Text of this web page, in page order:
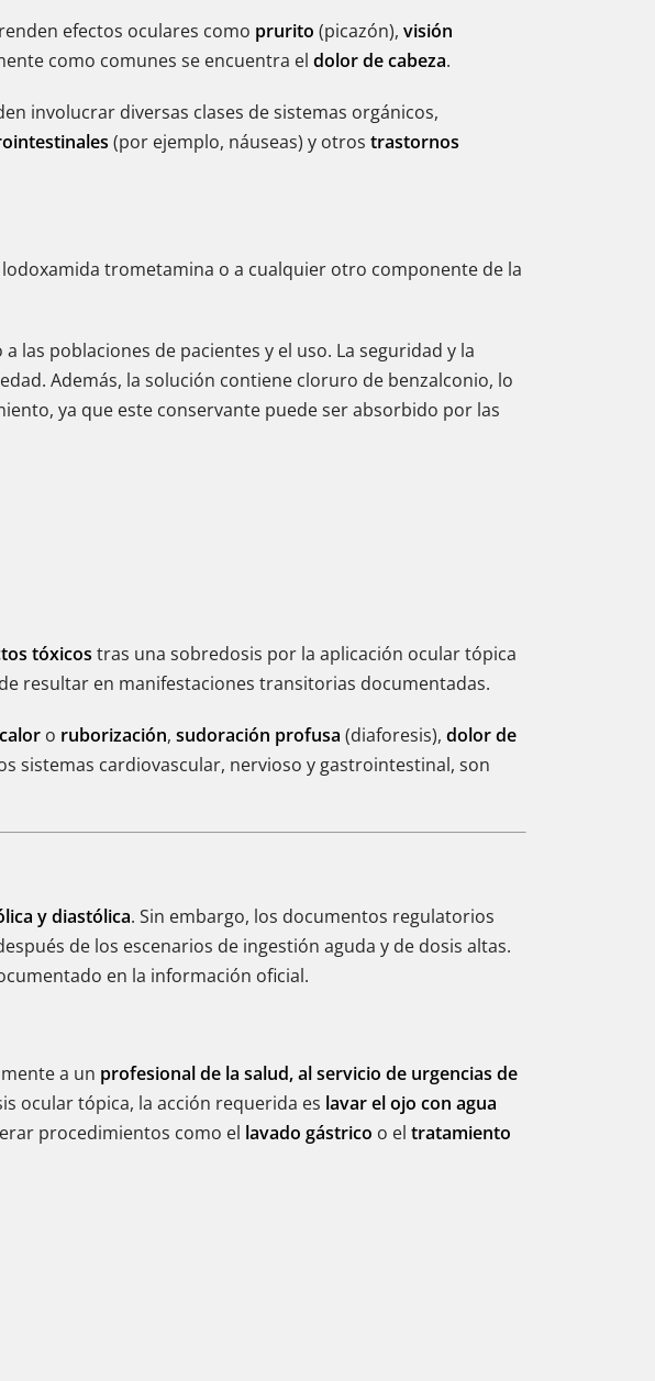
efectos oculares como prurito (picazón), visión
como comunes se encuentra el dolor de cabeza.
involucrar diversas clases de sistemas orgánicos,
(por ejemplo, náuseas) y otros trastornos
trometamina o a cualquier otro componente de la
poblaciones de pacientes y el uso. La seguridad y la
Además, la solución contiene cloruro de benzalconio, lo
ya que este conservante puede ser absorbido por las
tóxicos tras una sobredosis por la aplicación ocular tópica
resultar en manifestaciones transitorias documentadas.
o ruborización, sudoración profusa (diaforesis), dolor de
sistemas cardiovascular, nervioso y gastrointestinal, son
y diastólica. Sin embargo, los documentos regulatorios
de los escenarios de ingestión aguda y de dosis altas.
en la información oficial.
a un profesional de la salud, al servicio de urgencias de
ocular tópica, la acción requerida es lavar el ojo con agua
procedimientos como el lavado gástrico o el tratamiento